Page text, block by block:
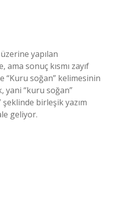
yapılan
sonuç kısmı zayıf
“Kuru soğan” kelimesinin
yani “kuru soğan”
birleşik yazım
geliyor.